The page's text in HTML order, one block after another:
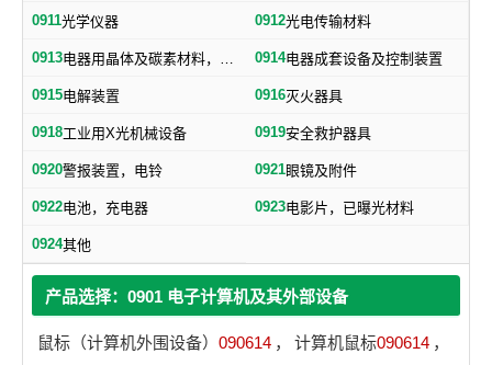
0911光学仪器 0912光电传输材料
0913 电器用晶体及碳素材料，电子、电气通用元件 0914电器成套设备及控制装置
0915电解装置 0916灭火器具
0918工业用X光机械设备 0919安全救护器具
0920警报装置，电铃 0921眼镜及附件
0922电池，充电器 0923电影片，已曝光材料
0924其他
产品选择：0901 电子计算机及其外部设备
鼠标（计算机外围设备） 090614 ， 计算机鼠标090614 ，